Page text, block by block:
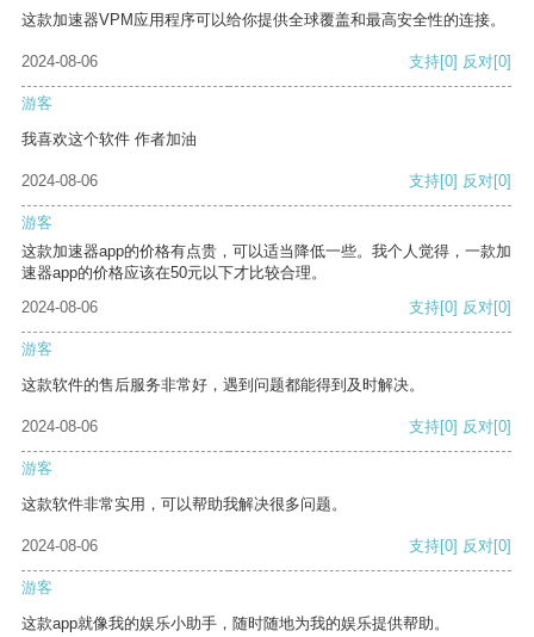
这款加速器VPM应用程序可以给你提供全球覆盖和最高安全性的连接。
2024-08-06 支持[0] 反对[0]
游客
我喜欢这个软件 作者加油
2024-08-06 支持[0] 反对[0]
游客
这款加速器app的价格有点贵，可以适当降低一些。我个人觉得，一款加
速器app的价格应该在50元以下才比较合理。
2024-08-06
支持[0] 反对[0]
游客
这款软件的售后服务非常好，遇到问题都能得到及时解决。
2024-08-06 支持[0] 反对[0]
游客
这款软件非常实用，可以帮助我解决很多问题。
2024-08-06 支持[0] 反对[0]
游客
这款app就像我的娱乐小助手，随时随地为我的娱乐提供帮助。